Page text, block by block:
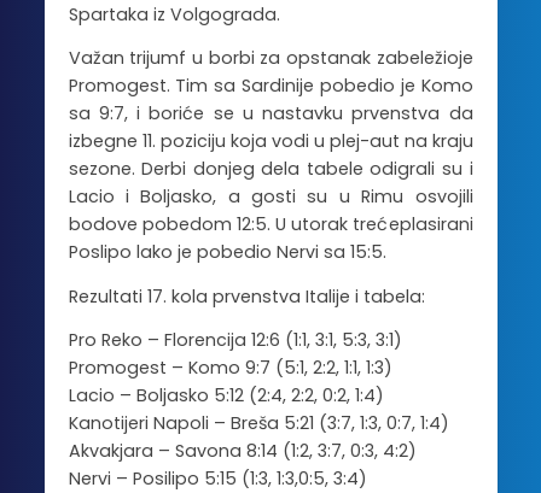
Spartaka iz Volgograda.
Važan trijumf u borbi za opstanak zabeležioje
Promogest. Tim sa Sardinije pobedio je Komo
sa 9:7, i boriće se u nastavku prvenstva da
izbegne 11. poziciju koja vodi u plej-aut na kraju
sezone. Derbi donjeg dela tabele odigrali su i
Lacio i Boljasko, a gosti su u Rimu osvojili
bodove pobedom 12:5. U utorak trećeplasirani
Poslipo lako je pobedio Nervi sa 15:5.
Rezultati 17. kola prvenstva Italije i tabela:
Pro Reko – Florencija 12:6 (1:1, 3:1, 5:3, 3:1)
Promogest – Komo 9:7 (5:1, 2:2, 1:1, 1:3)
Lacio – Boljasko 5:12 (2:4, 2:2, 0:2, 1:4)
Kanotijeri Napoli – Breša 5:21 (3:7, 1:3, 0:7, 1:4)
Akvakjara – Savona 8:14 (1:2, 3:7, 0:3, 4:2)
Nervi – Posilipo 5:15 (1:3, 1:3,0:5, 3:4)